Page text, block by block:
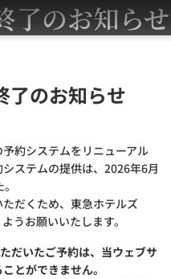
了のお知らせ
了のお知らせ
約システムをリニューアル
ステムの提供は、2026年6月
だくため、東急ホテルズ
うお願いいたします。
だいたご予約は、当ウェブサ
とができません。